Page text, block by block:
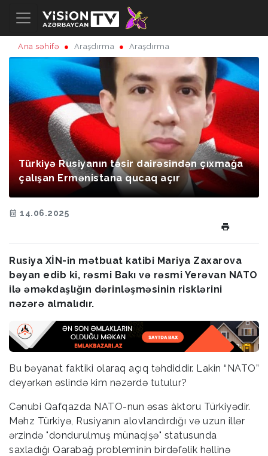
Ana səhifə Araşdırma Araşdırma
Türkiyə Rusiyanın təsir dairəsindən çıxmağa
çalışan Ermənistana qucaq açır
14.06.2025
Rusiya XİN-in mətbuat katibi Mariya Zaxarova
bəyan edib ki, rəsmi Bakı və rəsmi Yerəvan NATO
ilə əməkdaşlığın dərinləşməsinin risklərini
nəzərə almalıdır.
Bu bəyanat faktiki olaraq açıq təhdiddir. Lakin “NATO”
deyərkən əslində kim nəzərdə tutulur?
Cənubi Qafqazda NATO-nun əsas àktoru Türkiyədir.
Məhz Türkiyə, Rusiyanın alovlandırdığı və uzun illər
ərzində "dondurulmuş münaqişə" statusunda
saxladığı Qarabağ probleminin birdəfəlik həllinə